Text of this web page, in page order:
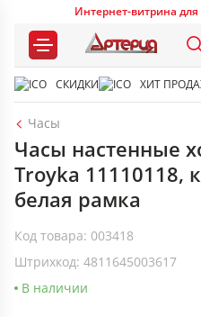
Интернет-витрина
СКИДКИ ХИТ
Часы
Часы настенные
Troyka 11110118,
белая рамка
Код товара: 003418
Штрихкод: 4811645003617
В наличии